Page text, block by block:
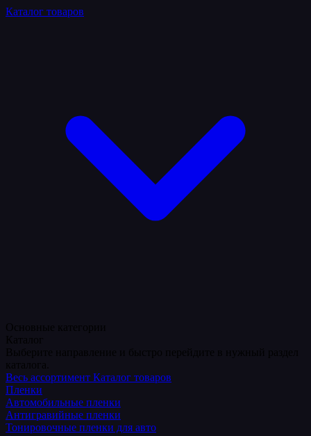
Каталог товаров
Весь ассортимент Каталог товаров
Пленки
Автомобильные пленки
Антигравийные пленки
Тонировочные пленки для авто